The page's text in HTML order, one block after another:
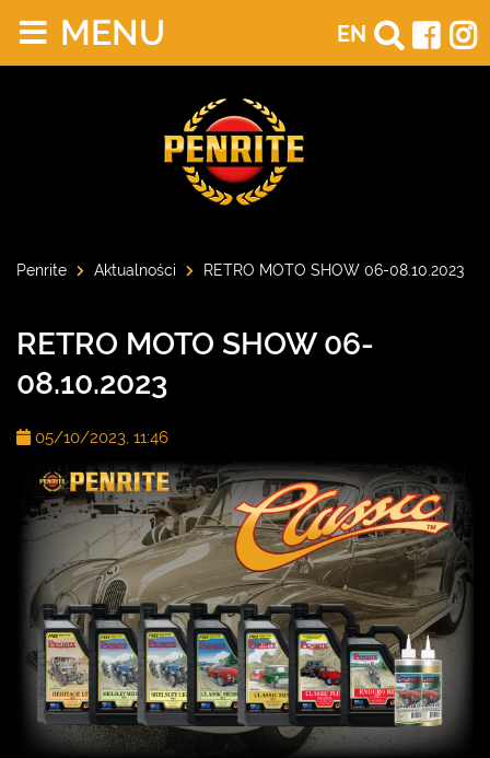
EN
MENU
Penrite Aktualności RETRO MOTO SHOW 06-08.10.2023
RETRO MOTO SHOW 06-
08.10.2023
05/10/2023, 11:46